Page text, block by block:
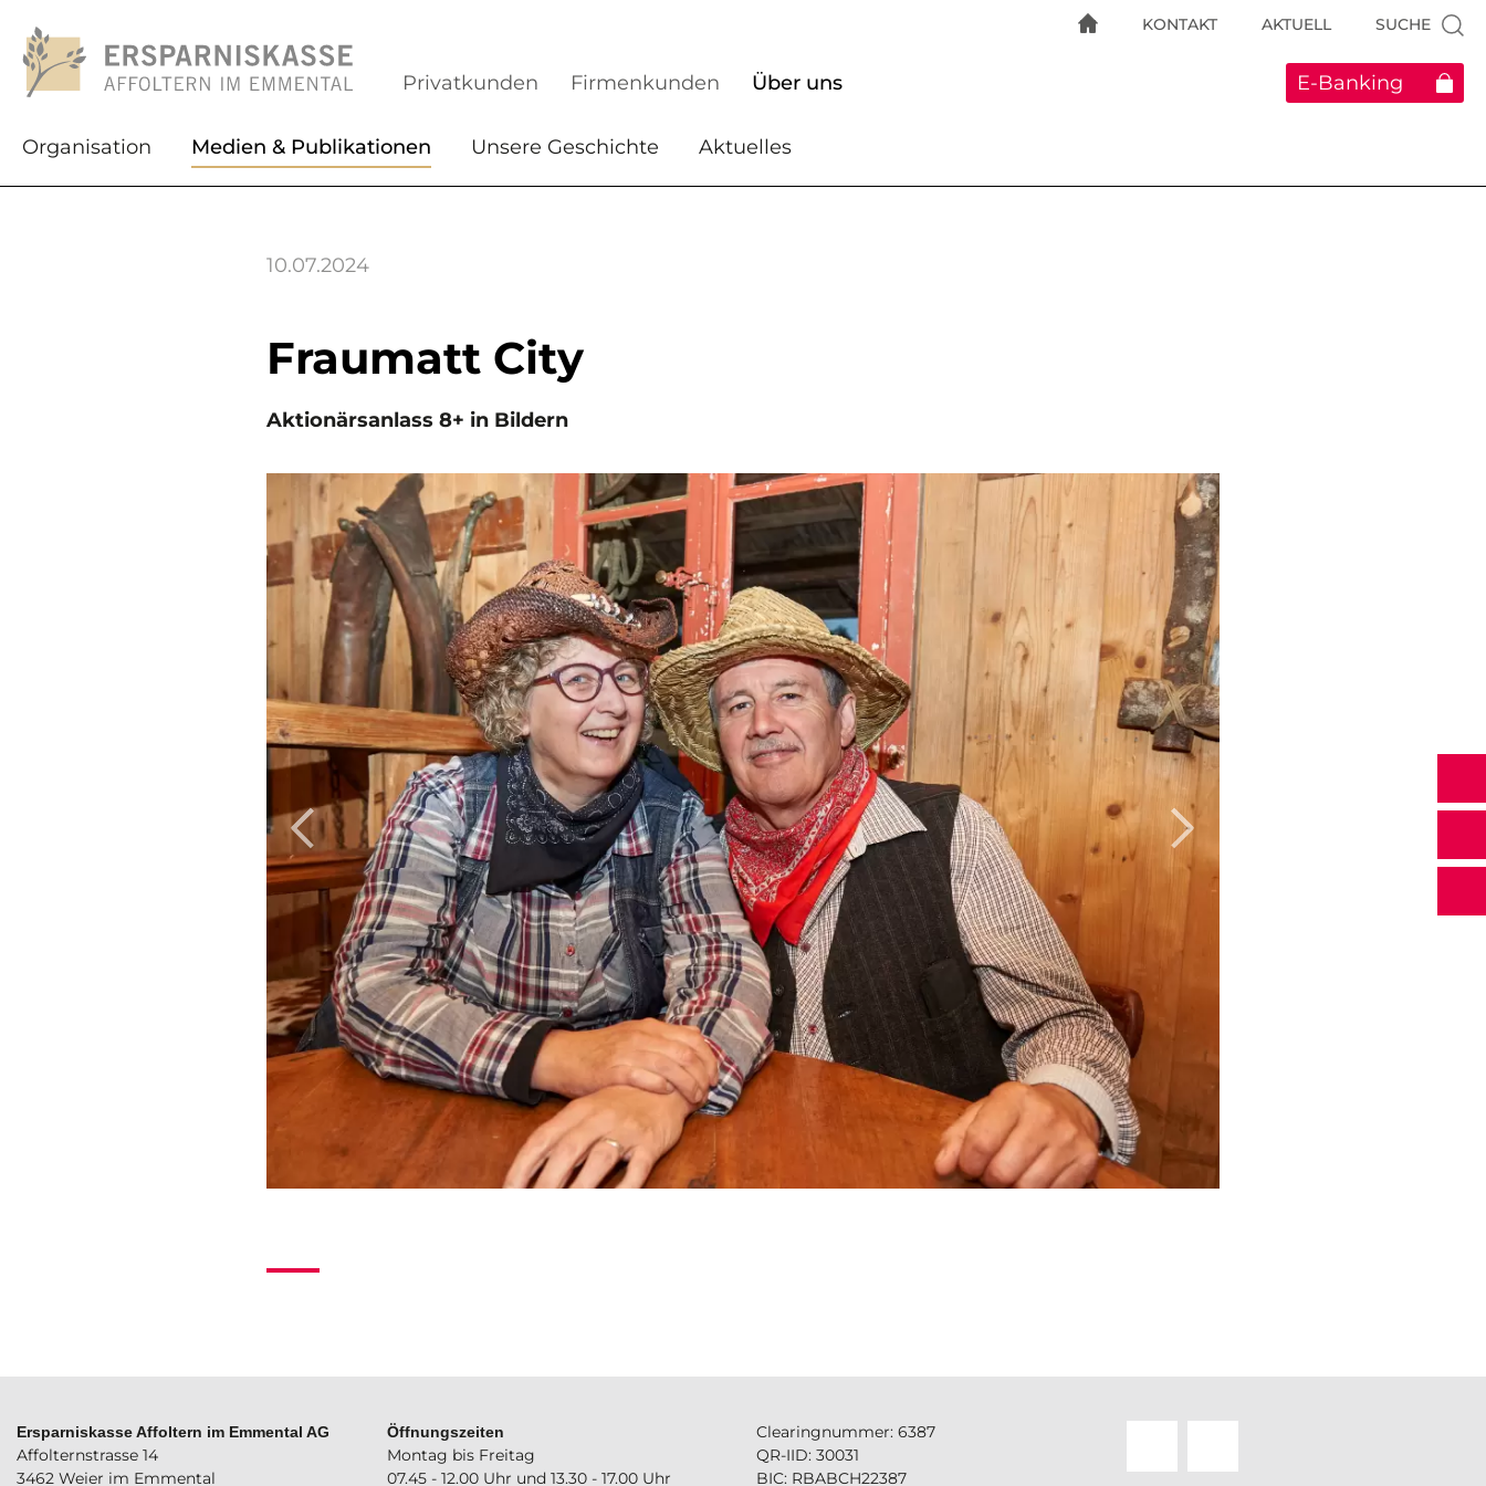
KONTAKT AKTUELL SUCHE
E-Banking
Privatkunden Firmenkunden Über uns
Organisation Medien & Publikationen Unsere Geschichte Aktuelles
10.07.2024
Fraumatt City
Aktionärsanlass 8+ in Bildern
Ersparniskasse Affoltern im Emmental AG
Affolternstrasse 14
3462 Weier im Emmental
Öffnungszeiten
Montag bis Freitag
07.45 - 12.00 Uhr und 13.30 - 17.00 Uhr
Clearingnummer: 6387
QR-IID: 30031
BIC: RBABCH22387